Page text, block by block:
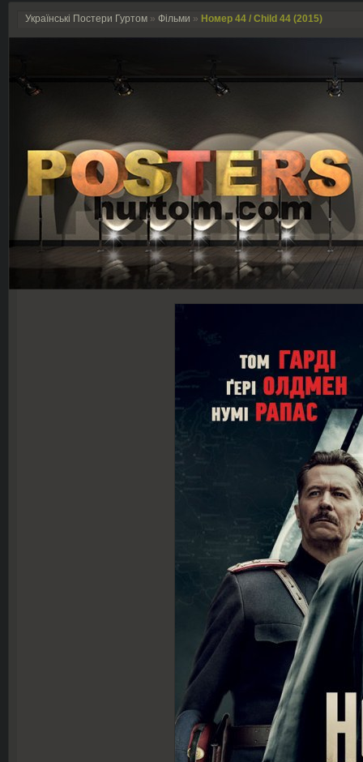
Українські Постери Гуртом » Фільми » Номер 44 / Child 44 (2015)